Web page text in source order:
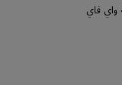
واي فاي